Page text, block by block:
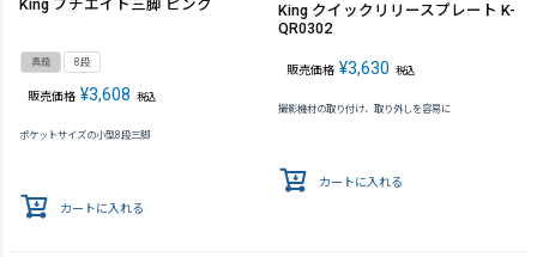
King プチエイト三脚 ピンク
真鍮 8段
販売価格 ¥3,608 税込
ポケットサイズの小型8段三脚
カートに入れる
King クイックリリースプレート K-
QR0302
販売価格 ¥3,630 税込
撮影機材の取り付け、取り外しを容易に
カートに入れる